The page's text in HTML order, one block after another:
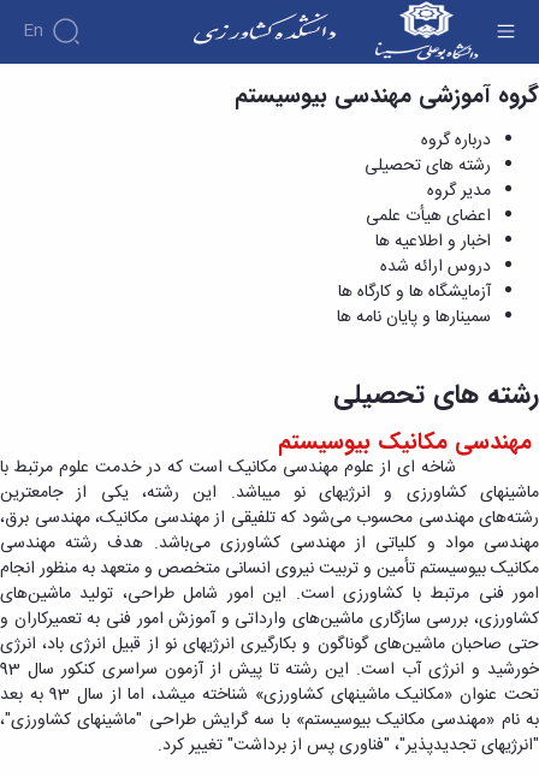
En
رشته های تحصیلی - دانشکده کشاورزی
گروه آموزشی مهندسی بیوسیستم
درباره گروه
رشته های تحصیلی
مدیر گروه
اعضای هیأت علمی
اخبار و اطلاعیه ها
دروس ارائه شده
آزمایشگاه ها و کارگاه ها
سمینارها و پایان نامه ها
رشته های تحصیلی
مهندسی مکانیک بیوسیستم​​​​​​
شاخه­ ای از علوم مهندسی مکانیک است که در خدمت علوم مرتبط با
ماشین­های کشاورزی و انرژی­های نو می­باشد. این رشته، یکی از جامع­ترین
رشته‌های مهندسی محسوب می‌شود که تلفیقی از مهندسی مکانیک، مهندسی برق،
مهندسی مواد و کلیاتی از مهندسی کشاورزی می‌باشد. هدف رشته مهندسی
مکانیک بیوسیستم تأمین و تربیت نیروی انسانی متخصص و متعهد به منظور انجام
امور فنی مرتبط با کشاورزی است. این امور شامل طراحی، تولید ماشین‌های
کشاورزی، بررسی سازگاری ماشین‌های وارداتی و آموزش امور فنی به تعمیرکاران و
حتی صاحبان ماشین‌های گوناگون و بکارگیری انرژی­های نو از قبیل انرژی باد، انرژی
خورشید و انرژی آب است. این رشته تا پیش از آزمون سراسری کنکور سال 93
تحت عنوان «مکانیک ماشین­های کشاورزی» شناخته می­شد، اما از سال 93 به بعد
به نام «مهندسی مکانیک بیوسیستم» با سه گرایش طراحی "ماشین­های کشاورزی"،
"انرژی­های تجدیدپذیر"، "فناوری پس از برداشت" تغییر کرد.